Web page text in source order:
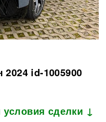
2024 id-1005900
сделки ↓